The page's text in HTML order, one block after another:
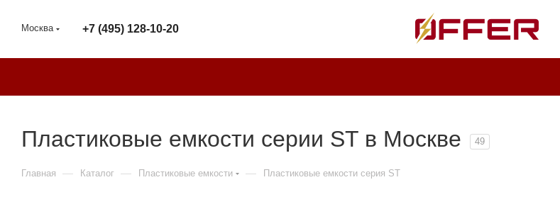
Москва +7 (495) 128-10-20
Пластиковые емкости серии ST в Москве 49
Главная — Каталог — Пластиковые емкости — Пластиковые емкости серия ST